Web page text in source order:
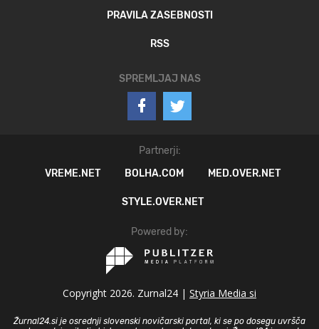
PRAVILA ZASEBNOSTI
RSS
SPREMLJAJ NAS
Partnerji:
VREME.NET
BOLHA.COM MED.OVER.NET
STYLE.OVER.NET
Powered by:
Copyright 2026. Zurnal24 | Styria Media si
Žurnal24.si je osrednji slovenski novičarski portal, ki se po dosegu uvršča